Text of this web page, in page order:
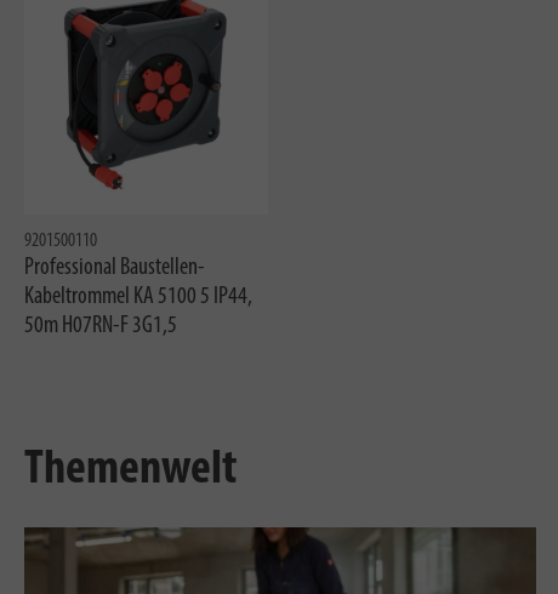
9201500110
Professional Baustellen-
Kabeltrommel KA 5100 5 IP44,
50m H07RN-F 3G1,5
Themenwelt